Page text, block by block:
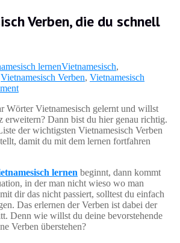
Verben, die du schnell
lernenVietnamesisch,
Vietnamesisch Verben, Vietnamesisch
Wörter Vietnamesisch gelernt und willst
erweitern? Dann bist du hier genau richtig.
der wichtigsten Vietnamesisch Verben
damit du mit dem lernen fortfahren
lernen beginnt, dann kommt
in der man nicht wieso wo man
dir das nicht passiert, solltest du einfach
Das erlernen der Verben ist dabei der
Denn wie willst du deine bevorstehende
Verben überstehen?